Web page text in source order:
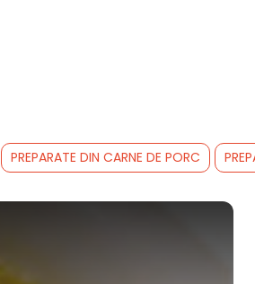
PREPARATE DIN CARNE DE PORC